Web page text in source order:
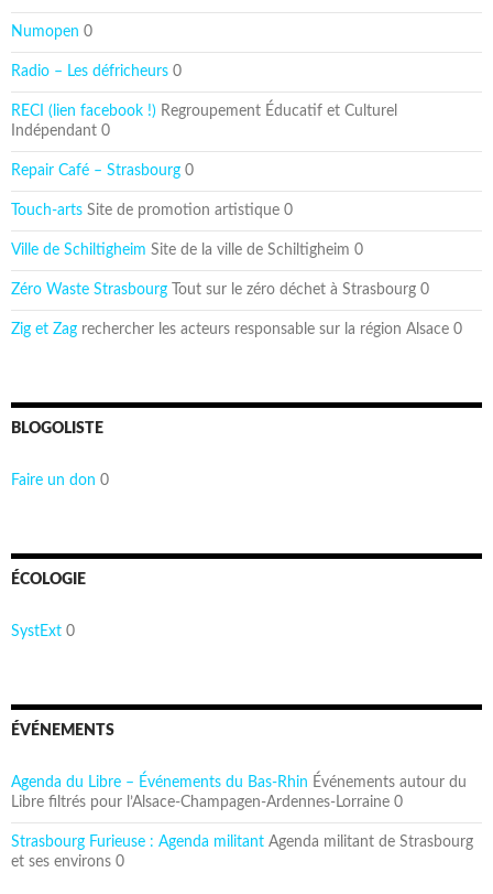
Numopen 0
Radio – Les défricheurs 0
RECI (lien facebook !) Regroupement Éducatif et Culturel
Indépendant 0
Repair Café – Strasbourg 0
Touch-arts Site de promotion artistique 0
Ville de Schiltigheim Site de la ville de Schiltigheim 0
Zéro Waste Strasbourg Tout sur le zéro déchet à Strasbourg 0
Zig et Zag rechercher les acteurs responsable sur la région Alsace 0
BLOGOLISTE
Faire un don 0
ÉCOLOGIE
SystExt 0
ÉVÉNEMENTS
Agenda du Libre – Événements du Bas-Rhin Événements autour du
Libre filtrés pour l’Alsace-Champagen-Ardennes-Lorraine 0
Strasbourg Furieuse : Agenda militant Agenda militant de Strasbourg
et ses environs 0